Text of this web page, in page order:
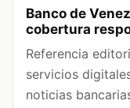
Banco de
cobertura
Referencia
servicios
noticias